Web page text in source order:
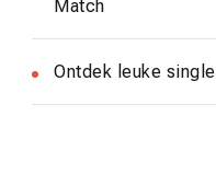
Match
Ontdek leuke